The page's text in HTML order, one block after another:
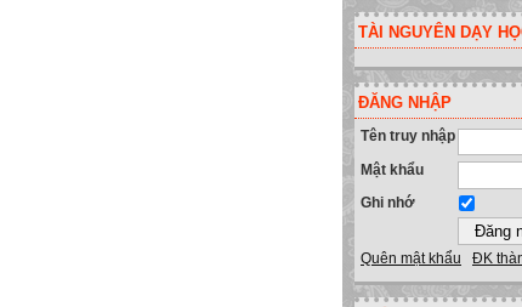
TÀI NGUYÊN DẠY
ĐĂNG NHẬP
Tên truy nhập
Mật khẩu
Ghi nhớ
Quên mật khẩu ĐK